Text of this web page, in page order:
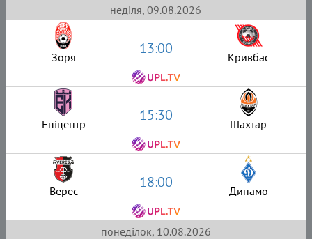
неділя, 09.08.2026
Зоря 13:00 Кривбас
Епіцентр 15:30 Шахтар
Верес 18:00 Динамо
понеділок, 10.08.2026